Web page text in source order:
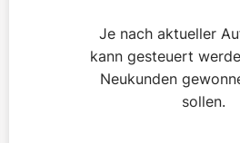
Je nach aktueller
kann gesteuert
Neukunden
sollen.